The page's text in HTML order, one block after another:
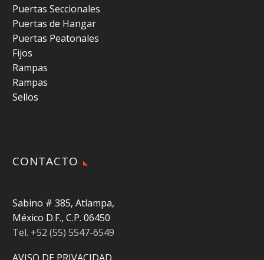
Puertas Seccionales
Puertas de Hangar
Puertas Peatonales
Fijos
Rampas
Rampas
Sellos
CONTACTO
Sabino # 385, Atlampa,
México D.F., C.P. 06450
Tel. +52 (55) 5547-6549
AVISO DE PRIVACIDAD